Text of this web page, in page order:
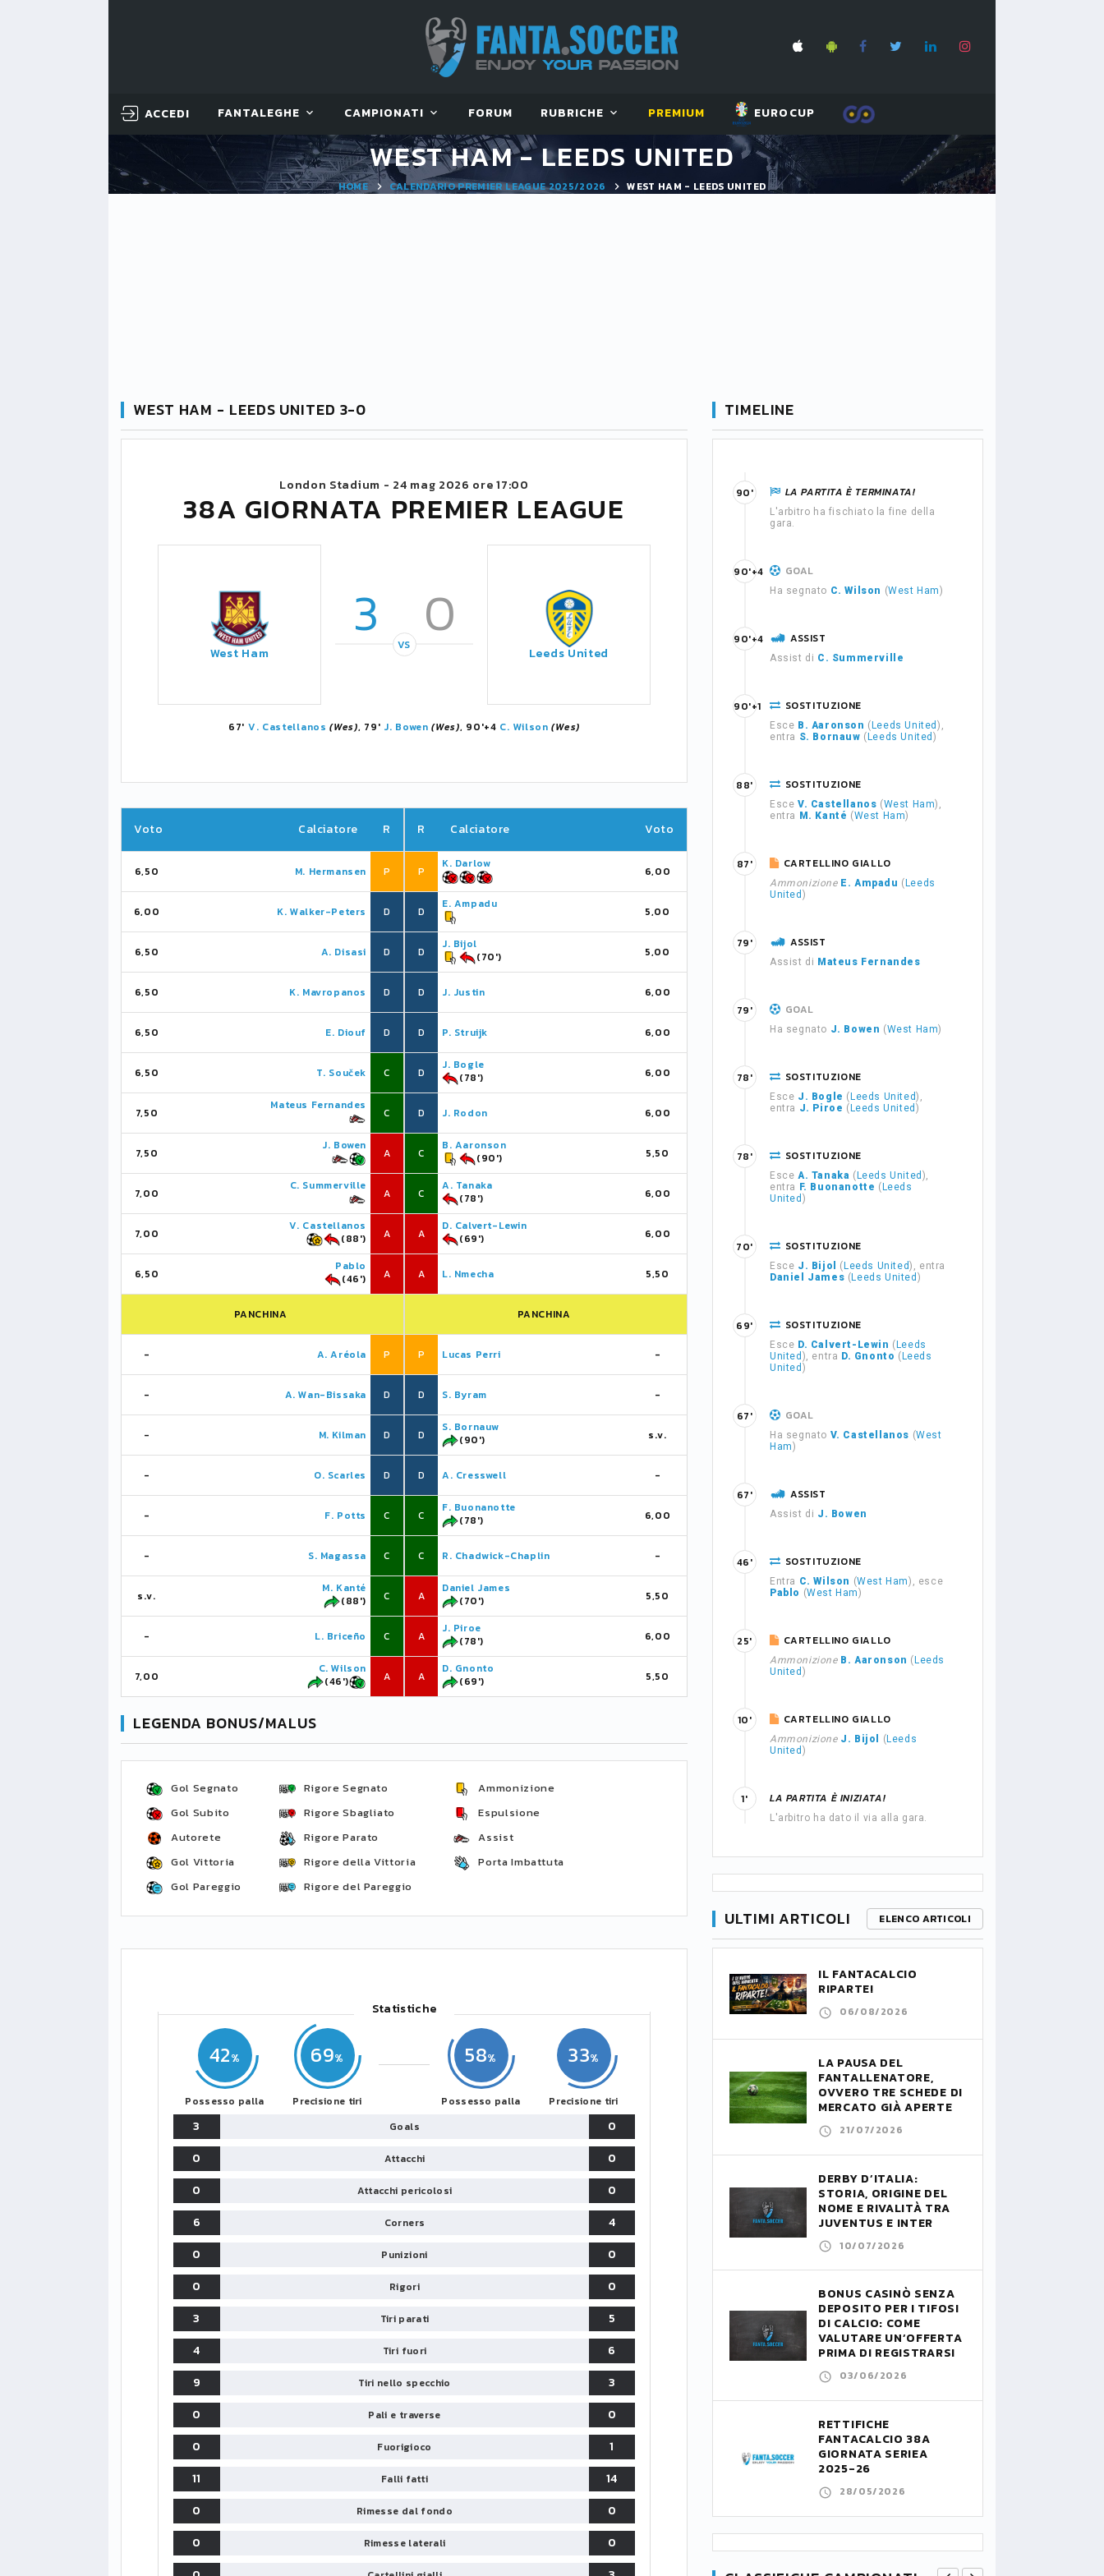
ACCEDI FANTALEGHE CAMPIONATI FORUM RUBRICHE PREMIUM EUROCUP
WEST HAM - LEEDS UNITED
HOME CALENDARIO PREMIER LEAGUE 2025/2026 WEST HAM - LEEDS UNITED
WEST HAM - LEEDS UNITED 3-0
London Stadium - 24 mag 2026 ore 17:00
38A GIORNATA PREMIER LEAGUE
West Ham
3 0
VS Leeds United
67' V. Castellanos (Wes), 79' J. Bowen (Wes), 90'+4 C. Wilson (Wes)
Voto Calciatore R
6,50 M. Hermansen P
6,00 K. Walker-Peters D
6,50 A. Disasi D
6,50 K. Mavropanos D
6,50 E. Diouf D
6,50 T. Souček C
7,50
Mateus Fernandes
C
7,50
J. Bowen
A
7,00
C. Summerville
A
7,00
V. Castellanos
(88')
A
6,50
Pablo
(46')
A
PANCHINA
- A. Aréola P
- A. Wan-Bissaka D
- M. Kilman D
- O. Scarles D
- F. Potts C
- S. Magassa C
s.v.
M. Kanté
(88')
C
- L. Briceño C
7,00
C. Wilson
(46')
A
R Calciatore Voto
P
K. Darlow
6,00
D
E. Ampadu
5,00
D
J. Bijol
(70')
5,00
D J. Justin 6,00
D P. Struijk 6,00
D
J. Bogle
(78')
6,00
D J. Rodon 6,00
C
B. Aaronson
(90')
5,50
C
A. Tanaka
(78')
6,00
A
D. Calvert-Lewin
(69')
6,00
A L. Nmecha 5,50
PANCHINA
P Lucas Perri -
D S. Byram -
D
S. Bornauw
(90')
s.v.
D A. Cresswell -
C
F. Buonanotte
(78')
6,00
C R. Chadwick-Chaplin -
A
Daniel James
(70')
5,50
A
J. Piroe
(78')
6,00
A
D. Gnonto
(69')
5,50
LEGENDA BONUS/MALUS
Gol Segnato
Gol Subito
Autorete
Gol Vittoria
Gol Pareggio
Rigore Segnato
Rigore Sbagliato
Rigore Parato
Rigore della Vittoria
Rigore del Pareggio
Ammonizione
Espulsione
Assist
Porta Imbattuta
Statistiche
42
Possesso palla
69
Precisione tiri
58
Possesso palla
33
Precisione tiri
3 Goals
0
0
Attacchi
0
0
Attacchi pericolosi
0
6
Corners
4
0
Punizioni
0
0
Rigori
0
3
Tiri parati
5
4
Tiri fuori
6
9
Tiri nello specchio
3
0
Pali e traverse
0
0
Fuorigioco
1
11
Falli fatti
14
0
Rimesse dal fondo
0
0
Rimesse laterali
0
TIMELINE
LA PARTITA È TERMINATA!
L'arbitro ha fischiato la fine della
gara.
90'
GOAL
Ha segnato C. Wilson (West Ham)
90'+4
ASSIST
Assist di C. Summerville
90'+4
SOSTITUZIONE
Esce B. Aaronson ( Leeds United),
entra S. Bornauw ( Leeds United)
90'+1
SOSTITUZIONE
Esce V. Castellanos (West Ham),
entra
M. Kanté (West Ham)
88'
CARTELLINO GIALLO
Ammonizione E. Ampadu ( Leeds
United )
87'
ASSIST
Assist di Mateus Fernandes
79'
GOAL
Ha segnato J. Bowen (West Ham)
79'
SOSTITUZIONE
Esce J. Bogle ( Leeds United),
entra J. Piroe ( Leeds United )
78'
SOSTITUZIONE
Esce A. Tanaka ( Leeds United ),
entra
F. Buonanotte ( Leeds
United )
78'
SOSTITUZIONE
Esce J. Bijol ( Leeds United), entra
Daniel James ( Leeds United )
70'
SOSTITUZIONE
Esce D. Calvert-Lewin ( Leeds
United ), entra D. Gnonto ( Leeds
United )
69'
GOAL
Ha segnato V. Castellanos (West
Ham)
67'
ASSIST
Assist di J. Bowen
67'
SOSTITUZIONE
Entra C. Wilson (West Ham), esce
Pablo (West Ham)
46'
CARTELLINO GIALLO
Ammonizione B. Aaronson ( Leeds
United )
25'
CARTELLINO GIALLO
Ammonizione J. Bijol ( Leeds
United )
10'
LA PARTITA È INIZIATA!
L'arbitro ha dato il via alla gara.
1'
ULTIMI ARTICOLI ELENCO ARTICOLI
IL FANTACALCIO
RIPARTE!
06/08/2026
LA PAUSA DEL
FANTALLENATORE,
OVVERO TRE SCHEDE DI
MERCATO GIÀ APERTE
21/07/2026
DERBY D’ITALIA:
STORIA, ORIGINE DEL
NOME E RIVALITÀ TRA
JUVENTUS E INTER
10/07/2026
BONUS CASINÒ SENZA
DEPOSITO PER I TIFOSI
DI CALCIO: COME
VALUTARE UN’OFFERTA
PRIMA DI REGISTRARSI
03/06/2026
RETTIFICHE
FANTACALCIO 38A
GIORNATA SERIEA
2025-26
28/05/2026